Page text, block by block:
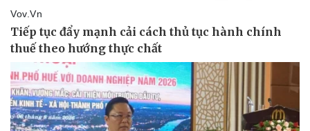
Vụ án
Tin nóng
Tư vấn luật
Việt Nam
Phân tích